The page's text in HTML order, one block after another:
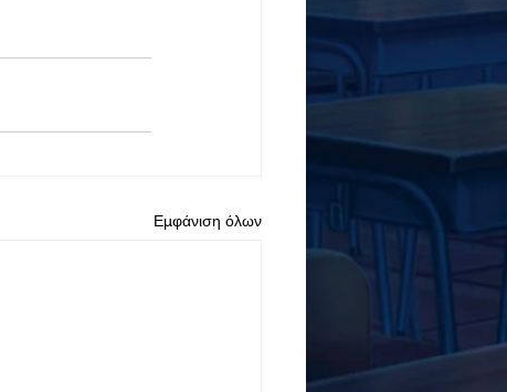
Εμφάνιση όλων